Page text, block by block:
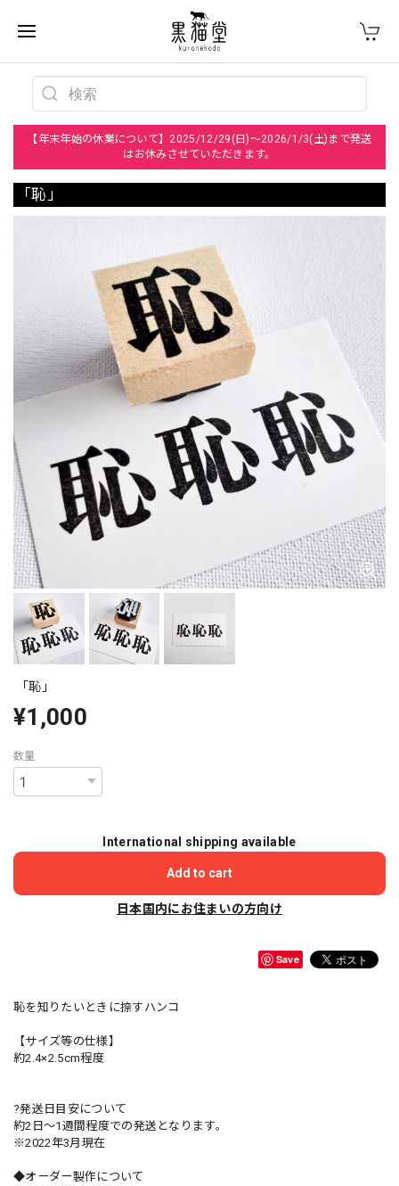
【年末年始の休業について】2025/12/29(日)～2026/1/3(土)まで発送
はお休みさせていただきます。
「恥」
「恥」
¥1,000
数量
International shipping available
Add to cart
日本国内にお住まいの方向け
Save
恥を知りたいときに捺すハンコ
【サイズ等の仕様】
約2.4×2.5cm程度
?発送日目安について
約2日〜1週間程度での発送となります。
※2022年3月現在
◆オーダー製作について